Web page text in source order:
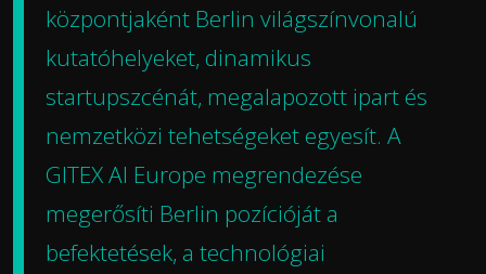
központjaként Berlin világszínvonalú
kutatóhelyeket, dinamikus
startupszcénát, megalapozott ipart és
nemzetközi tehetségeket egyesít. A
GITEX AI Europe megrendezése
megerősíti Berlin pozícióját a
befektetések, a technológiai